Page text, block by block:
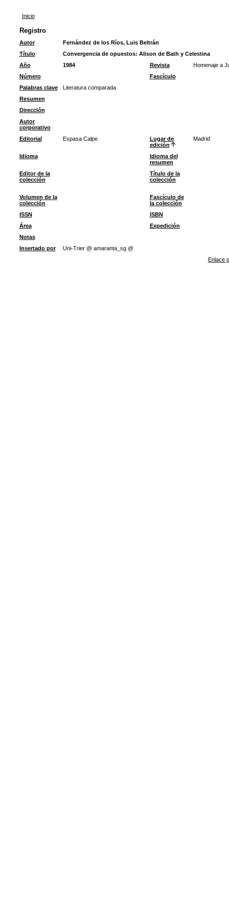
Inicio
Registro
Autor
Fernández de los Ríos, Luis Beltrán
Título
Convergencia de opuestos: Alison de Bath y Celestina
Año
1984 Revista
Homenaje a
Número
Fascículo
Palabras clave
Literatura comparada
Resumen
Dirección
Autor
corporativo
Editorial
Espasa Calpe
Lugar de
edición
Madrid
Idioma
Idioma del
resumen
Editor de la
colección
Título de la
colección
Volumen de la
colección
Fascículo de
la colección
ISSN
ISBN
Área
Expedición
Notas
Insertado por
Uni-Trier @ amaranta_sg @
Enlace